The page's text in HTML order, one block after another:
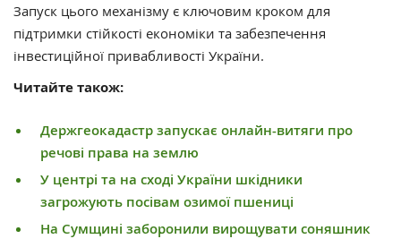
Запуск цього механізму є ключовим кроком для
підтримки стійкості економіки та забезпечення
інвестиційної привабливості України.
Читайте також:
Держгеокадастр запускає онлайн-витяги про
речові права на землю
У центрі та на сході України шкідники
загрожують посівам озимої пшениці
На Сумщині заборонили вирощувати соняшник